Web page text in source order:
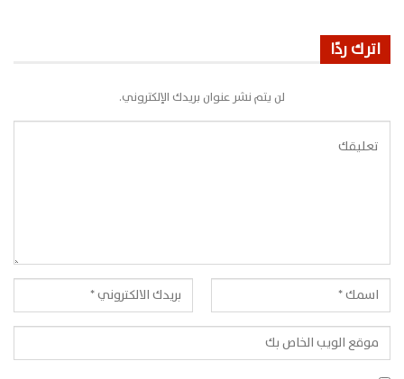
اترك ردًا
لن يتم نشر عنوان بريدك الإلكتروني.